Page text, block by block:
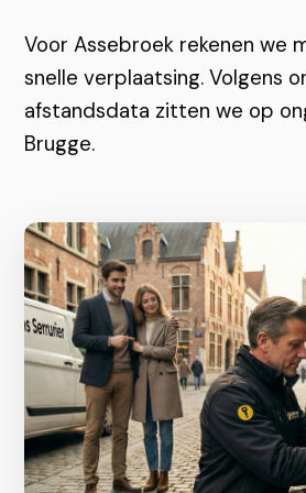
Voor Assebroek rekenen we
snelle verplaatsing. Volgens
afstandsdata zitten we op
Brugge.